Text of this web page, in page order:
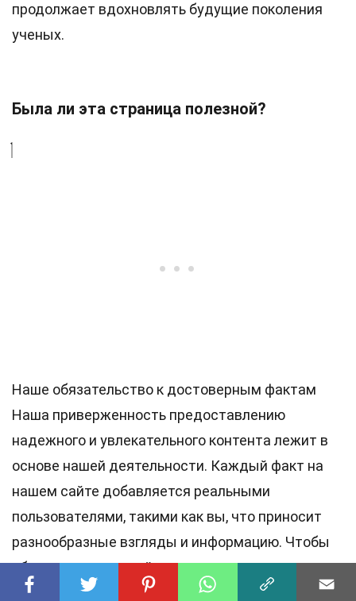
продолжает вдохновлять будущие поколения
ученых.
Была ли эта страница полезной?
Наше обязательство к достоверным фактам
Наша приверженность предоставлению
надежного и увлекательного контента лежит в
основе нашей деятельности. Каждый факт на
нашем сайте добавляется реальными
пользователями, такими как вы, что приносит
разнообразные взгляды и информацию. Чтобы
обеспечить высочайшиестандартыточности и
надежности, наши преданные
редакторы